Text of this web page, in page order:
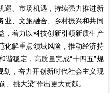
遇、市场机遇，持续强力推进新
业、文旅融合、乡村振兴和共同
，着力以科技创新引领新质生产
化解重点领域风险，推动经济持
谐稳定，高质量完成“十四五”规
划，奋力开创新时代社会主义现
、挑大梁”作出更大贡献。